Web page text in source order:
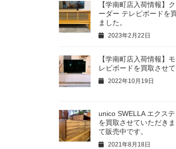
【学南町店入荷情報】
ーダー テレビボードを
ました。
2023年2月22日
【学南町店入荷情報】
レビボードを買取させ
2022年10月19日
unico SWELLA エクス
を買取させていただき
て販売中です。
2021年8月18日